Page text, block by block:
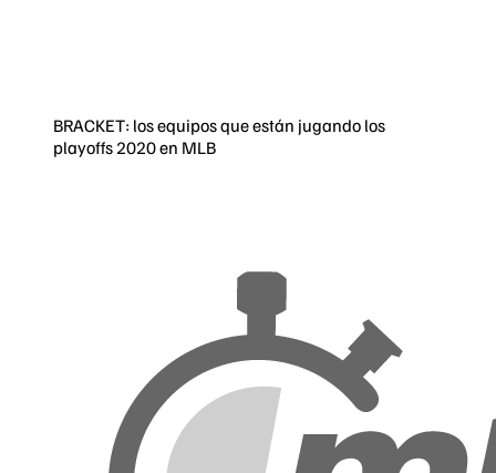
BRACKET: los equipos que están jugando los
playoffs 2020 en MLB